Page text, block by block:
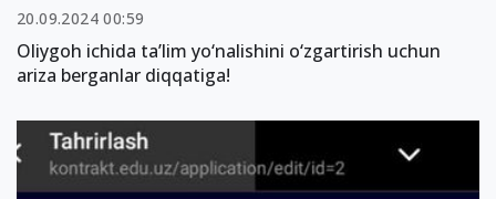
20.09.2024 00:59
Oliygoh ichida ta’lim yo‘nalishini o‘zgartirish uchun
ariza berganlar diqqatiga!